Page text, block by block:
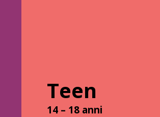
Teen
14 – 18 anni